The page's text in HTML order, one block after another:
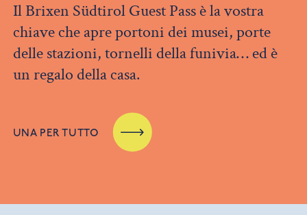
Il Brixen Südtirol Guest Pass è la vostra
chiave che apre portoni dei musei, porte
delle stazioni, tornelli della funivia… ed è
un regalo della casa.
UNA PER TUTTO